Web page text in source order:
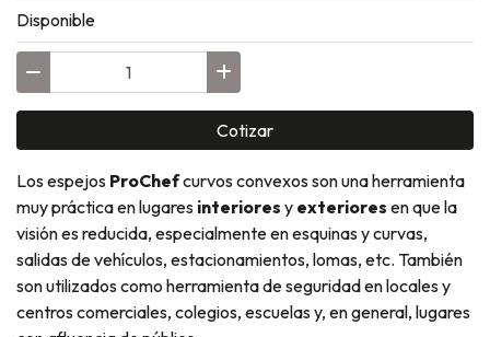
Disponible
Cotizar
Los espejos ProChefcurvos convexos son una herramienta
muy práctica en lugares interiores y exteriores en que la
visión es reducida, especialmente en esquinas y curvas,
salidas de vehículos, estacionamientos, lomas, etc. También
son utilizados como herramienta de seguridad en locales y
centros comerciales, colegios, escuelas y, en general, lugares